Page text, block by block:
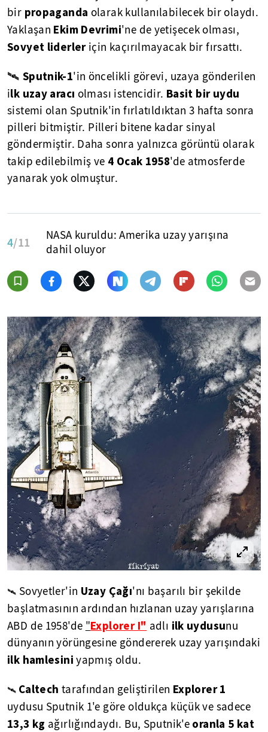
bir propaganda olarak kullanılabilecek bir olaydı.
Yaklaşan Ekim Devrimi'ne de yetişecek olması,
Sovyet liderleriçin kaçırılmayacak bir fırsattı.
🛰 Sputnik-1'in öncelikli görevi, uzaya gönderilen
ilk uzay aracı olması istencidir. Basit bir uydu
sistemi olan Sputnik'in fırlatıldıktan 3 hafta sonra
pilleri bitmiştir. Pilleri bitene kadar sinyal
göndermiştir. Daha sonra yalnızca görüntü olarak
takip edilebilmiş ve 4 Ocak 1958'de atmosferde
yanarak yok olmuştur.
4/11
NASA kuruldu: Amerika uzay yarışına
dahil oluyor
🛰 Sovyetler'in Uzay Çağı'nı başarılı bir şekilde
başlatmasının ardından hızlanan uzay yarışlarına
ABD de 1958'de "Explorer I" adlı ilk uydusunu
dünyanın yörüngesine göndererek uzay yarışındaki
ilk hamlesini yapmış oldu.
🛰 Caltech tarafından geliştirilen Explorer 1
uydusu Sputnik 1'e göre oldukça küçük ve sadece
13,3 kg ağırlığındaydı. Bu, Sputnik'e oranla 5 kat